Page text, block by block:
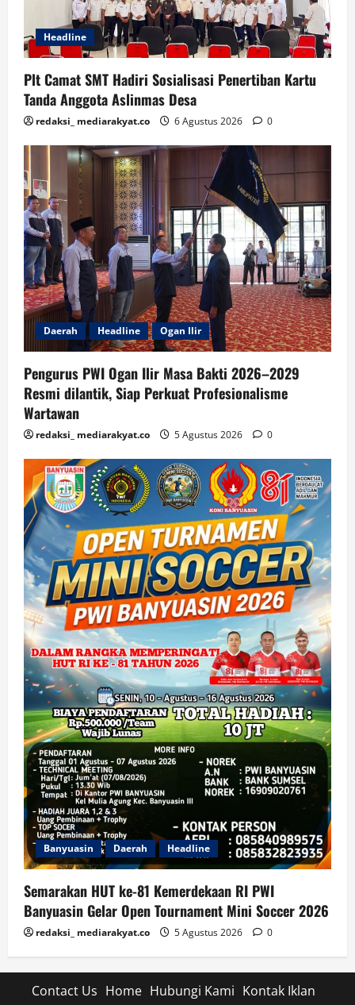
Headline
Plt Camat SMT Hadiri Sosialisasi Penertiban Kartu
Tanda Anggota Aslinmas Desa
redaksi_ mediarakyat.co 6 Agustus 2026 0
Daerah Headline Ogan Ilir
Pengurus PWI Ogan Ilir Masa Bakti 2026–2029
Resmi dilantik, Siap Perkuat Profesionalisme
Wartawan
redaksi_ mediarakyat.co 5 Agustus 2026 0
Banyuasin Daerah Headline
Semarakan HUT ke-81 Kemerdekaan RI PWI
Banyuasin Gelar Open Tournament Mini Soccer 2026
redaksi_ mediarakyat.co 5 Agustus 2026 0
Contact Us Home Hubungi Kami Kontak Iklan